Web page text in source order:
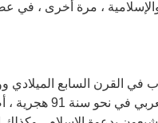
والإسلامية ، مرة أخرى ، في
في القرن السابع الميلادي
القاسم الثقفي